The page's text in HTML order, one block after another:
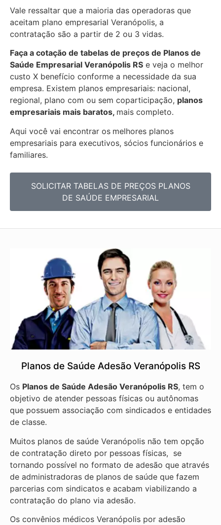
Vale ressaltar que a maioria das operadoras que
aceitam plano empresarial Veranópolis, a
contratação são a partir de 2 ou 3 vidas.
Faça a cotação de tabelas de preços de Planos de
Saúde Empresarial Veranópolis RS e veja o melhor
custo X benefício conforme a necessidade da sua
empresa. Existem planos empresariais: nacional,
regional, plano com ou sem coparticipação, planos
empresariais mais baratos, mais completo.
Aqui você vai encontrar os melhores planos
empresariais para executivos, sócios funcionários e
familiares.
SOLICITAR TABELAS DE PREÇOS PLANOS
DE SAÚDE EMPRESARIAL
Planos de Saúde Adesão Veranópolis RS
Os Planos de Saúde Adesão Veranópolis RS, tem o
objetivo de atender pessoas físicas ou autônomas
que possuem associação com sindicados e entidades
de classe.
Muitos planos de saúde Veranópolis não tem opção
de contratação direto por pessoas físicas, se
tornando possível no formato de adesão que através
de administradoras de planos de saúde que fazem
parcerias com sindicatos e acabam viabilizando a
contratação do plano via adesão.
Os convênios médicos Veranópolis por adesão